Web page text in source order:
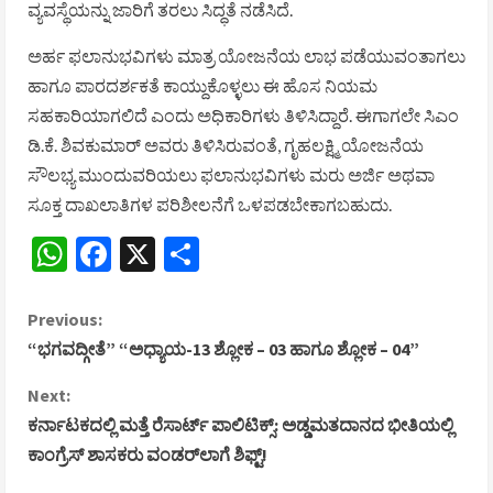
ವ್ಯವಸ್ಥೆಯನ್ನು ಜಾರಿಗೆ ತರಲು ಸಿದ್ಧತೆ ನಡೆಸಿದೆ.
ಅರ್ಹ ಫಲಾನುಭವಿಗಳು ಮಾತ್ರ ಯೋಜನೆಯ ಲಾಭ ಪಡೆಯುವಂತಾಗಲು
ಹಾಗೂ ಪಾರದರ್ಶಕತೆ ಕಾಯ್ದುಕೊಳ್ಳಲು ಈ ಹೊಸ ನಿಯಮ
ಸಹಕಾರಿಯಾಗಲಿದೆ ಎಂದು ಅಧಿಕಾರಿಗಳು ತಿಳಿಸಿದ್ದಾರೆ. ಈಗಾಗಲೇ ಸಿಎಂ
ಡಿ.ಕೆ. ಶಿವಕುಮಾರ್ ಅವರು ತಿಳಿಸಿರುವಂತೆ, ಗೃಹಲಕ್ಷ್ಮಿ ಯೋಜನೆಯ
ಸೌಲಭ್ಯ ಮುಂದುವರಿಯಲು ಫಲಾನುಭವಿಗಳು ಮರು ಅರ್ಜಿ ಅಥವಾ
ಸೂಕ್ತ ದಾಖಲಾತಿಗಳ ಪರಿಶೀಲನೆಗೆ ಒಳಪಡಬೇಕಾಗಬಹುದು.
WhatsApp
Facebook
X
C
n
t
Previous:
“ಭಗವದ್ಗೀತೆ” “ಅಧ್ಯಾಯ-13 ಶ್ಲೋಕ – 03 ಹಾಗೂ ಶ್ಲೋಕ – 04”
Next:
ಕರ್ನಾಟಕದಲ್ಲಿ ಮತ್ತೆ ರೆಸಾರ್ಟ್ ಪಾಲಿಟಿಕ್ಸ್: ಅಡ್ಡಮತದಾನದ ಭೀತಿಯಲ್ಲಿ
ಕಾಂಗ್ರೆಸ್ ಶಾಸಕರು ವಂಡರ್‌ಲಾಗೆ ಶಿಫ್ಟ್!